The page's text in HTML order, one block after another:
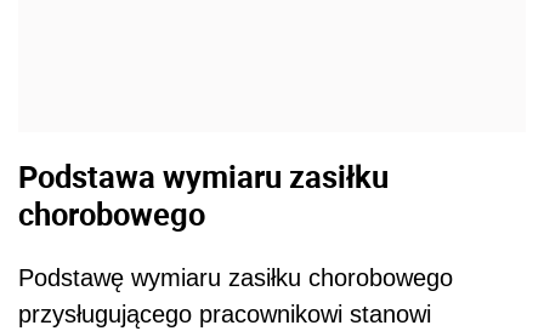
Podstawa wymiaru zasiłku
chorobowego
Podstawę wymiaru zasiłku chorobowego
przysługującego pracownikowi stanowi